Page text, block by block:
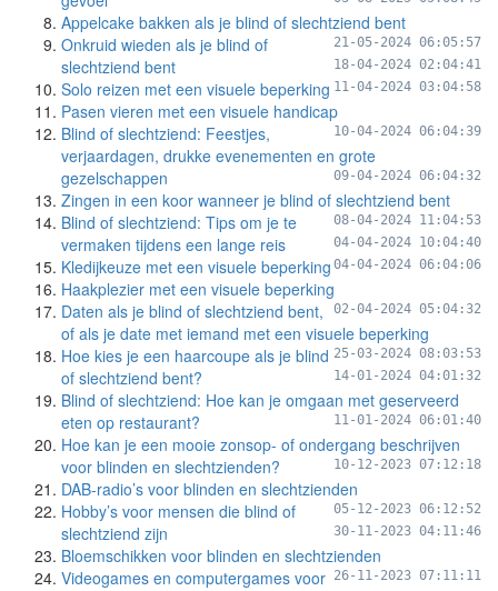
Appelcake bakken als je blind of slechtziend bent
21-05-2024 06:05:57
Onkruid wieden als je blind of
slechtziend bent
18-04-2024 02:04:41
Solo reizen met een visuele beperking 11-04-2024 03:04:58
Pasen vieren met een visuele handicap
10-04-2024 06:04:39
Blind of slechtziend: Feestjes,
verjaardagen, drukke evenementen en grote
gezelschappen
09-04-2024 06:04:32
Zingen in een koor wanneer je blind of slechtziend bent
08-04-2024 11:04:53
Blind of slechtziend: Tips om je te
vermaken tijdens een lange reis
04-04-2024 10:04:40
Kledijkeuze met een visuele beperking 04-04-2024 06:04:06
Haakplezier met een visuele beperking
02-04-2024 05:04:32
Daten als je blind of slechtziend bent,
of als je date met iemand met een visuele beperking
25-03-2024 08:03:53
Hoe kies je een haarcoupe als je blind
of slechtziend bent?
14-01-2024 04:01:32
Blind of slechtziend: Hoe kan je omgaan met geserveerd
eten op restaurant?
11-01-2024 06:01:40
Hoe kan je een mooie zonsop- of ondergang beschrijven
voor blinden en slechtzienden?
10-12-2023 07:12:18
DAB-radio’s voor blinden en slechtzienden
05-12-2023 06:12:52
Hobby’s voor mensen die blind of
slechtziend zijn
30-11-2023 04:11:46
Bloemschikken voor blinden en slechtzienden
26-11-2023 07:11:11
Videogames en computergames voor